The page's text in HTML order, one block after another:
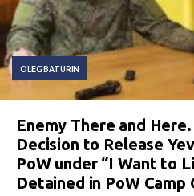
OLEG BATURIN
Enemy There and
Decision to Release
PoW under “I Want to
Detained in PoW Camp